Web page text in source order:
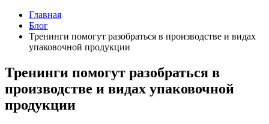
Главная
Блог
Тренинги помогут разобраться в производстве и видах
упаковочной продукции
Тренинги помогут разобраться в
производстве и видах упаковочной
продукции